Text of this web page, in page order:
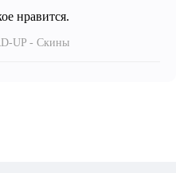
нравится.
UP - Скины